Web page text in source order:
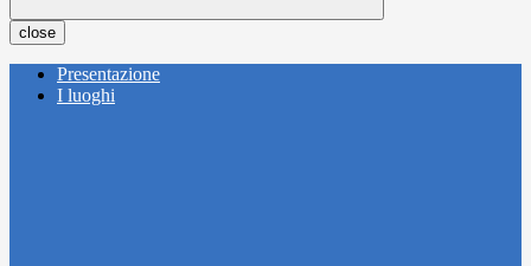
close
Presentazione
I luoghi